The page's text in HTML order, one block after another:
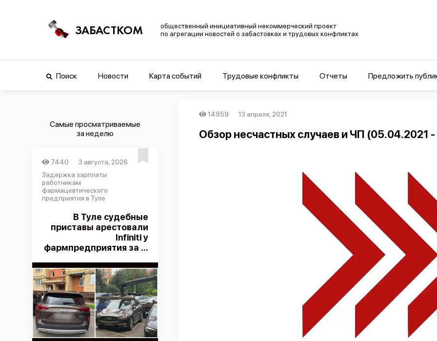
ЗАБАСТКОМ
общественный инициативный некоммерческий проект
по агрегации новостей о забастовках и трудовых конфликтах
Поиск Новости Карта событий Трудовые конфликты Отчеты Предложить
Самые просматриваемые
за неделю
7440
3 августа, 2026
Задержка зарплаты
работникам
фармацевтического
предприятия в Туле
В Туле судебные
приставы арестовали
Infiniti у
фармпредприятия за ...
14959 13 апреля, 2021
Обзор несчастных случаев и ЧП (05.04.2021